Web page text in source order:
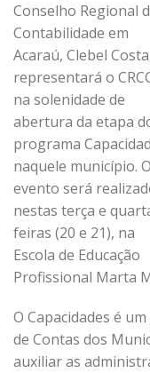
Conselho Regional
Contabilidade em
Acaraú, Clebel
representará o
na solenidade de
abertura da etapa
programa
naquele município. O
evento será
nestas terça e
feiras (20 e 21), na
Escola de Educação
Profissional Marta
O Capacidades é
de Contas dos
auxiliar as